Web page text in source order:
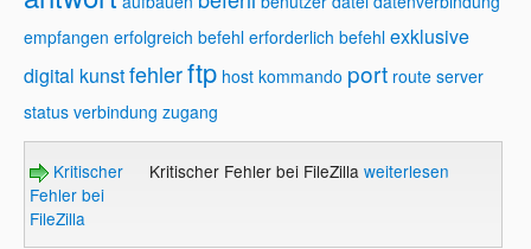
empfangen erfolgreich befehl erforderlich befehl exklusive
digital kunstfehlerftp host kommando port route server
status verbindung zugang
Kritischer
Fehler bei
FileZilla
Kritischer Fehler bei FileZilla weiterlesen